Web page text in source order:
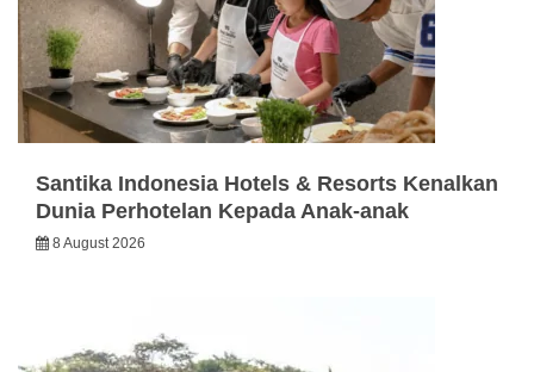
Santika Indonesia Hotels & Resorts Kenalkan
Dunia Perhotelan Kepada Anak-anak
8 August 2026